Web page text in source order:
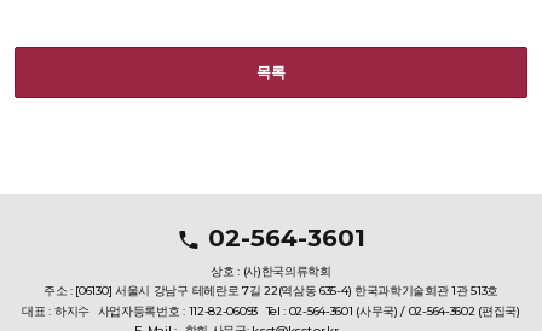
목록
02-564-3601
상호 : (사)한국의류학회
주소 : [06130] 서울시 강남구 테헤란로 7길 22(역삼동 635-4) 한국과학기술회관 1관 513호
대표 : 하지수 사업자등록번호 : 112-82-06093 Tel : 02-564-3601 (사무국) / 02-564-3602 (편집국)